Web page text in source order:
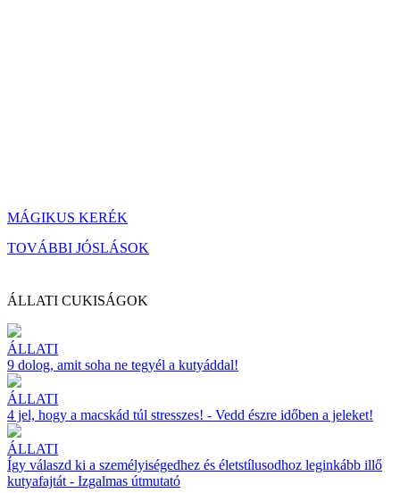
MÁGIKUS KERÉK
TOVÁBBI JÓSLÁSOK
ÁLLATI CUKISÁGOK
ÁLLATI
9 dolog, amit soha ne tegyél a kutyáddal!
ÁLLATI
4 jel, hogy a macskád túl stresszes! - Vedd észre időben a jeleket!
ÁLLATI
Így válaszd ki a személyiségedhez és életstílusodhoz leginkább illő
kutyafajtát - Izgalmas útmutató